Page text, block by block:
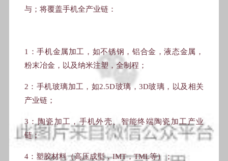
与；将覆盖手机全产业链：
1：手机金属加工，如不锈钢，铝合金，液态金属，
粉末冶金，以及纳米注塑，全制程；
2：手机玻璃加工，如2.5D玻璃，3D玻璃，以及相关
产业链；
3：陶瓷加工，手机外壳、智能终端陶瓷加工产业
链；
4：塑胶材料（高压成型，IMT，TML等）；